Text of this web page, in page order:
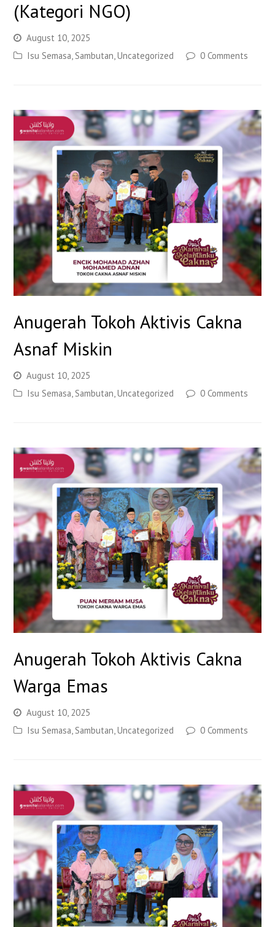
(Kategori NGO)
August 10, 2025
Isu Semasa,Sambutan,Uncategorized 0 Comments
Anugerah Tokoh Aktivis Cakna
Asnaf Miskin
August 10, 2025
Isu Semasa Sambutan ,Uncategorized 0 Comments
Anugerah Tokoh Aktivis Cakna
Warga Emas
August 10, 2025
Isu Semasa,Sambutan,Uncategorized 0 Comments